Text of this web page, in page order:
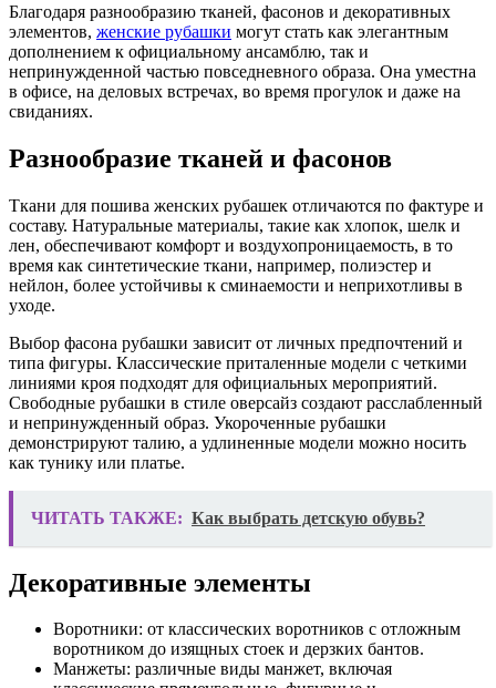
Благодаря разнообразию тканей, фасонов и декоративных
элементов, женские рубашки могут стать как элегантным
дополнением к официальному ансамблю, так и
непринужденной частью повседневного образа. Она уместна
в офисе, на деловых встречах, во время прогулок и даже на
свиданиях.
Разнообразие тканей и фасонов
Ткани для пошива женских рубашек отличаются по фактуре и
составу. Натуральные материалы, такие как хлопок, шелк и
лен, обеспечивают комфорт и воздухопроницаемость, в то
время как синтетические ткани, например, полиэстер и
нейлон, более устойчивы к сминаемости и неприхотливы в
уходе.
Выбор фасона рубашки зависит от личных предпочтений и
типа фигуры. Классические приталенные модели с четкими
линиями кроя подходят для официальных мероприятий.
Свободные рубашки в стиле оверсайз создают расслабленный
и непринужденный образ. Укороченные рубашки
демонстрируют талию, а удлиненные модели можно носить
как тунику или платье.
ЧИТАТЬ ТАКЖЕ: Как выбрать детскую обувь?
Декоративные элементы
Воротники: от классических воротников с отложным
воротником до изящных стоек и дерзких бантов.
Манжеты: различные виды манжет, включая